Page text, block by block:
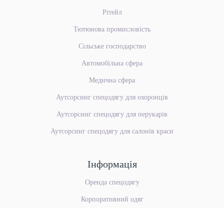
Рітейл
Тютюнова промисловість
Сільське господарство
Автомобільна сфера
Медична сфера
Аутсорсинг спецодягу для охоронців
Аутсорсинг спецодягу для перукарів
Аутсорсинг спецодягу для салонів краси
Інформація
Оренда спецодягу
Корпоративний одяг